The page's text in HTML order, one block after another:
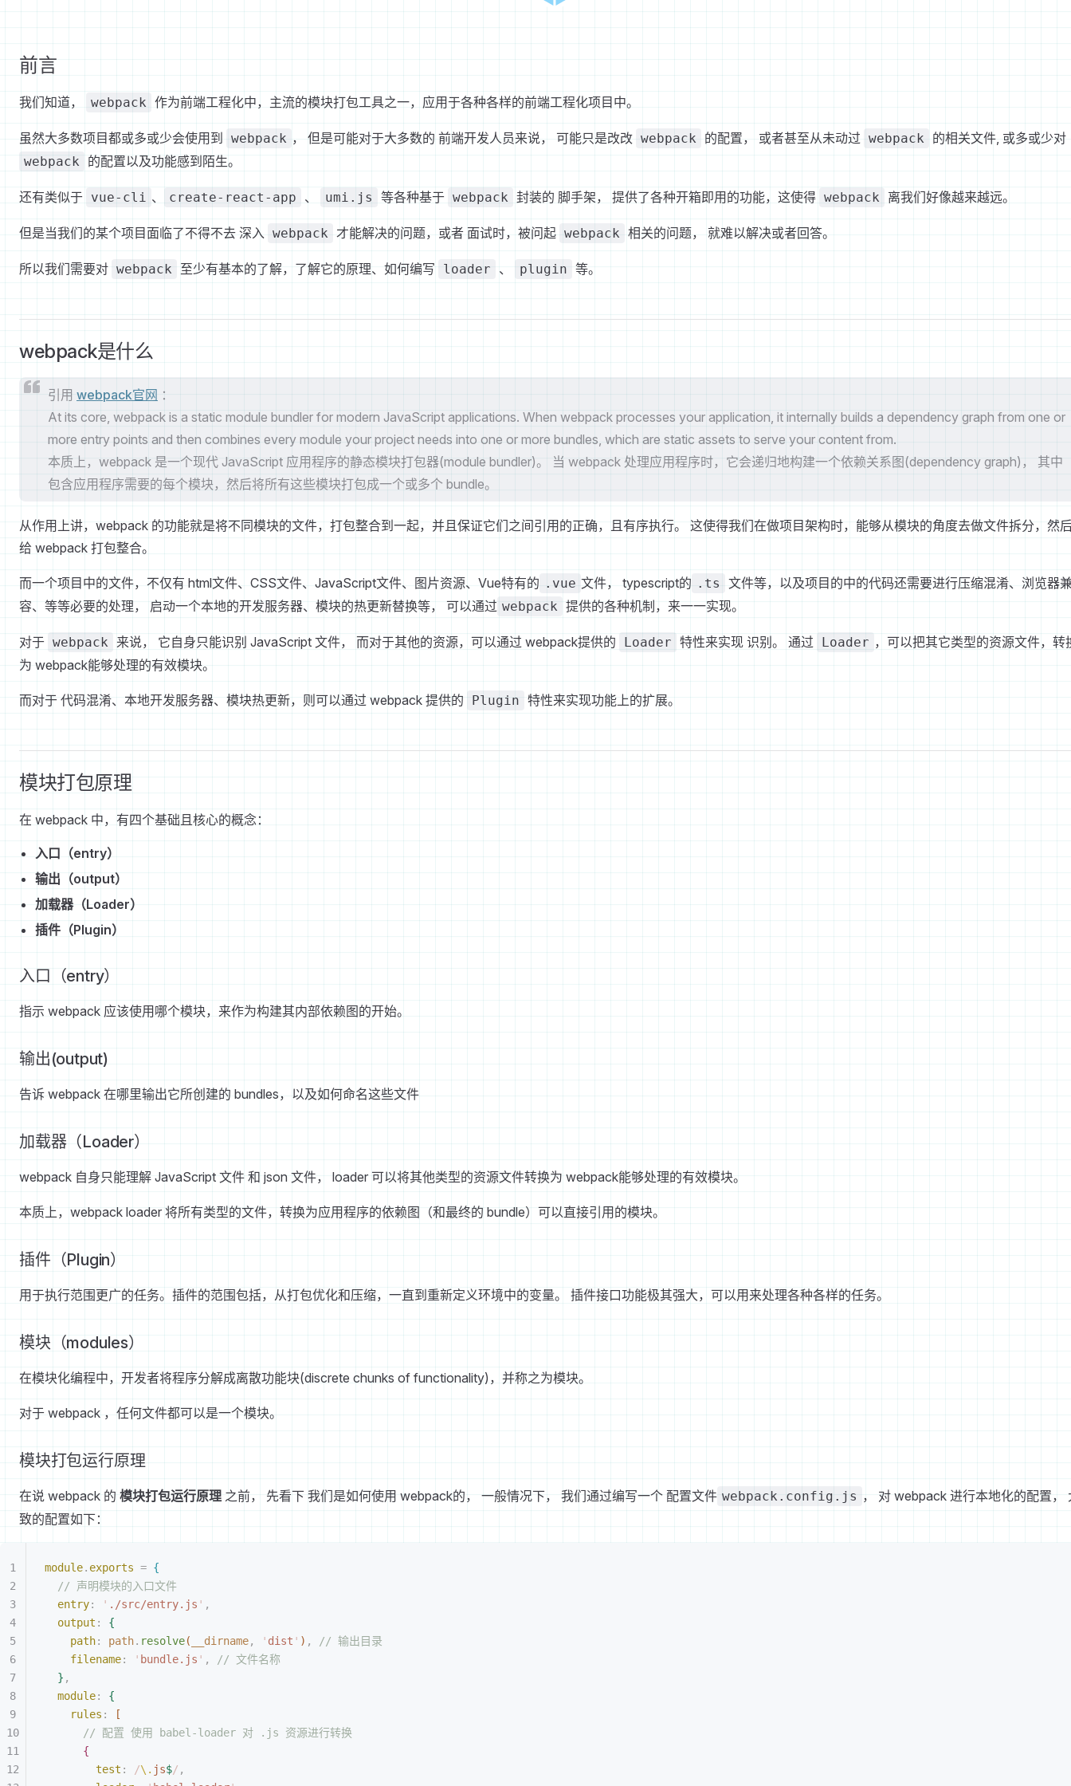
前言
我们知道， webpack 作为前端工程化中，主流的模块打包工具之一，应用于各种各样的前端工程化项目中。
虽然大多数项目都或多或少会使用到 webpack ， 但是可能对于大多数的 前端开发人员来说， 可能只是改改 webpack 的配置， 或者甚至从未动过 webpack 的相关文件, 或多或少对
webpack 的配置以及功能感到陌生。
还有类似于 vue-cli 、 create-react-app 、 umi.js 等各种基于 webpack 封装的 脚手架， 提供了各种开箱即用的功能，这使得 webpack 离我们好像越来越远。
但是当我们的某个项目面临了不得不去 深入 webpack 才能解决的问题，或者 面试时，被问起 webpack 相关的问题， 就难以解决或者回答。
所以我们需要对 webpack 至少有基本的了解，了解它的原理、如何编写 loader 、 plugin 等。
webpack是什么
引用 webpack官网 ：
At its core, webpack is a static module bundler for modern JavaScript applications. When webpack processes your application, it internally builds a dependency graph from one or
more entry points and then combines every module your project needs into one or more bundles, which are static assets to serve your content from.
本质上，webpack 是一个现代 JavaScript 应用程序的静态模块打包器(module bundler)。 当 webpack 处理应用程序时，它会递归地构建一个依赖关系图(dependency graph)， 其中
包含应用程序需要的每个模块，然后将所有这些模块打包成一个或多个 bundle。
从作用上讲，webpack 的功能就是将不同模块的文件，打包整合到一起，并且保证它们之间引用的正确，且有序执行。 这使得我们在做项目架构时，能够从模块的角度去做文件拆分，然
给 webpack 打包整合。
而一个项目中的文件，不仅有 html文件、CSS文件、JavaScript文件、图片资源、Vue特有的 .vue 文件， typescript的 .ts
文件等，以及项目的中的代码还需要进行压缩混淆、浏览器
容、等等必要的处理， 启动一个本地的开发服务器、模块的热更新替换等， 可以通过 webpack 提供的各种机制，来一一实现。
对于 webpack 来说， 它自身只能识别 JavaScript 文件， 而对于其他的资源，可以通过 webpack提供的 Loader 特性来实现 识别。 通过 Loader ，可以把其它类型的资源文件，转
为 webpack能够处理的有效模块。
而对于 代码混淆、本地开发服务器、模块热更新，则可以通过 webpack 提供的 Plugin 特性来实现功能上的扩展。
模块打包原理
在 webpack 中，有四个基础且核心的概念：
入口（entry）
输出（output）
加载器（Loader）
插件（Plugin）
入口（entry）
指示 webpack 应该使用哪个模块，来作为构建其内部依赖图的开始。
输出(output)
告诉 webpack 在哪里输出它所创建的 bundles，以及如何命名这些文件
加载器（Loader）
webpack 自身只能理解 JavaScript 文件 和 json 文件， loader 可以将其他类型的资源文件转换为 webpack能够处理的有效模块。
本质上，webpack loader 将所有类型的文件，转换为应用程序的依赖图（和最终的 bundle）可以直接引用的模块。
插件（Plugin）
用于执行范围更广的任务。插件的范围包括，从打包优化和压缩，一直到重新定义环境中的变量。 插件接口功能极其强大，可以用来处理各种各样的任务。
模块（modules）
在模块化编程中，开发者将程序分解成离散功能块(discrete chunks of functionality)，并称之为模块。
对于 webpack ，任何文件都可以是一个模块。
模块打包运行原理
在说 webpack 的 模块打包运行原理 之前， 先看下 我们是如何使用 webpack的， 一般情况下， 我们通过编写一个 配置文件 webpack.config.js ， 对 webpack 进行本地化的配置，
致的配置如下：
module. exports = {
// 声明模块的入口文件
entry: ' ./src/entry.js ' ,
output :
{
path: path. resolve( __dirname, ' dist ' ) ,
// 输出目录
filename: ' bundle.js ' ,
// 文件名称
} ,
module:
{
rules :
[
// 配置 使用 babel-loader 对 .js 资源进行转换
{
test : /\. js$/ ,